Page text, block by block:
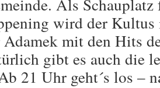
Als Schauplatz
wird der Kultus
mit den Hits
gibt es auch die
21 Uhr geht´s los –